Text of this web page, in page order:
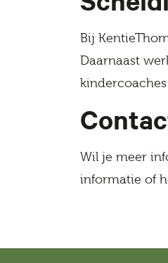
Bij
Daarnaast
Wil je meer
informatie of